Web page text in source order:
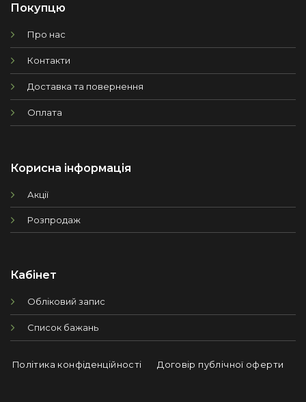
Покупцю
Про нас
Контакти
Доставка та повернення
Оплата
Корисна інформація
Акції
Розпродаж
Кабінет
Обліковий запис
Список бажань
Політика конфіденційності Договір публічної оферти